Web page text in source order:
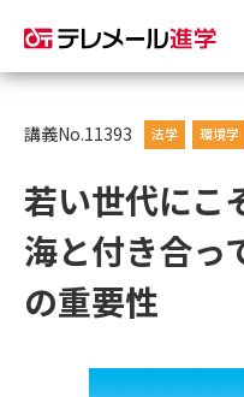
資料請
大学・短大の資料種類か
大学パンフ
講義No.11393 法学 環境学
若い世代にこ
海と付き合っ
の重要性